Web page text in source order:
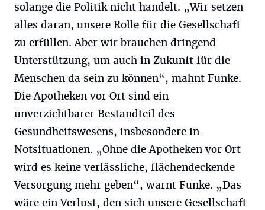
solange die Politik nicht handelt. „Wir setzen
alles daran, unsere Rolle für die Gesellschaft
zu erfüllen. Aber wir brauchen dringend
Unterstützung, um auch in Zukunft für die
Menschen da sein zu können“, mahnt Funke.
Die Apotheken vor Ort sind ein
unverzichtbarer Bestandteil des
Gesundheitswesens, insbesondere in
Notsituationen. „Ohne die Apotheken vor Ort
wird es keine verlässliche, flächendeckende
Versorgung mehr geben“, warnt Funke. „Das
wäre ein Verlust, den sich unsere Gesellschaft